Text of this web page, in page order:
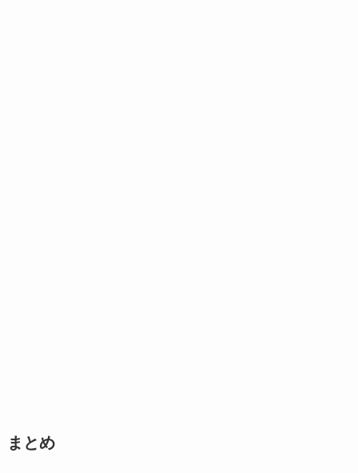
まとめ